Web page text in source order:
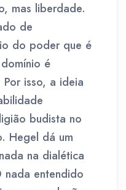
mas liberdade.
de
do poder que é
é
isso, a ideia
budista no
Hegel dá um
na dialética
entendido